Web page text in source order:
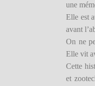
une
Elle est
avant
On ne
Elle vit
Cette
et